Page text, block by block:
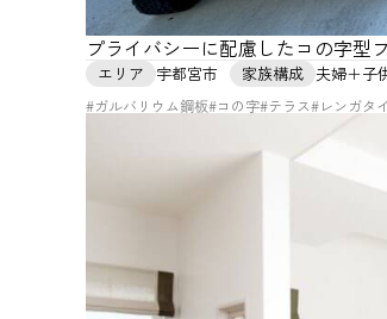
プライバシーに配慮したコの字型
エリア 宇都宮市 家族構成 夫婦＋子
#ガルバリウム鋼板#コの字#テラス#レンガタ